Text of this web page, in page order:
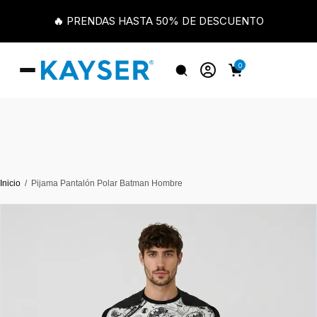
🔥 PRENDAS HASTA 50% DE DESCUENTO
0
Inicio Pijama Pantalón Polar Batman Hombre